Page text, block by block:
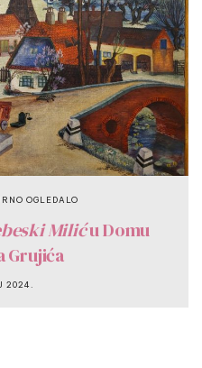
OGLEDALO
Miliću Domu
Grujića
2024.